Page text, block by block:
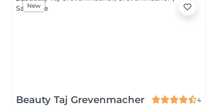
New
Beauty Taj Grevenmacher
4